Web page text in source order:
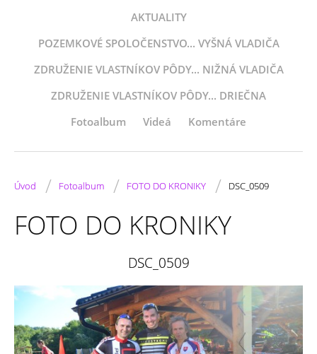
AKTUALITY
POZEMKOVÉ SPOLOČENSTVO... VYŠNÁ VLADIČA
ZDRUŽENIE VLASTNÍKOV PÔDY... NIŽNÁ VLADIČA
ZDRUŽENIE VLASTNÍKOV PÔDY... DRIEČNA
Fotoalbum
Videá Komentáre
Úvod / Fotoalbum / FOTO DO KRONIKY / DSC_0509
FOTO DO KRONIKY
DSC_0509